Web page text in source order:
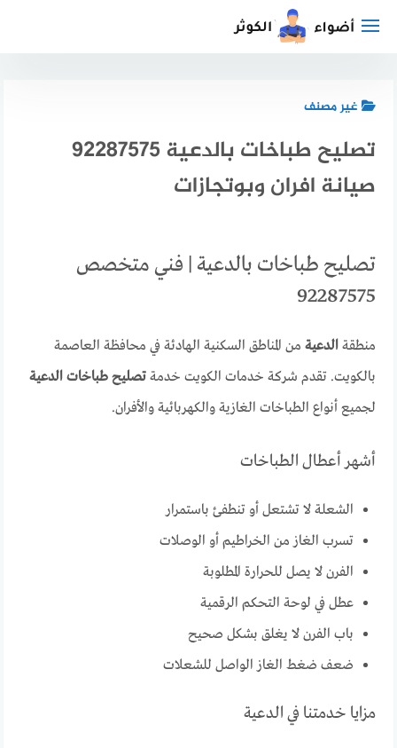
غير مصنف
تصليح طباخات بالدعية 92287575
صيانة افران وبوتجازات
تصليح طباخات بالدعية | فني متخصص
92287575
منطقةالدعية من المناطق السكنية الهادئة في محافظة العاصمة
بالكويت. تقدم شركة خدمات الكويت خدمةتصليح طباخات الدعية
لجميع أنواع الطباخات الغازية والكهربائية والأفران.
أشهر أعطال الطباخات
الشعلة لا تشتعل أو تنطفئ باستمرار
تسرب الغاز من الخراطيم أو الوصلات
الفرن لا يصل للحرارة المطلوبة
عطل في لوحة التحكم الرقمية
باب الفرن لا يغلق بشكل صحيح
ضعف ضغط الغاز الواصل للشعلات
مزايا خدمتنا في الدعية